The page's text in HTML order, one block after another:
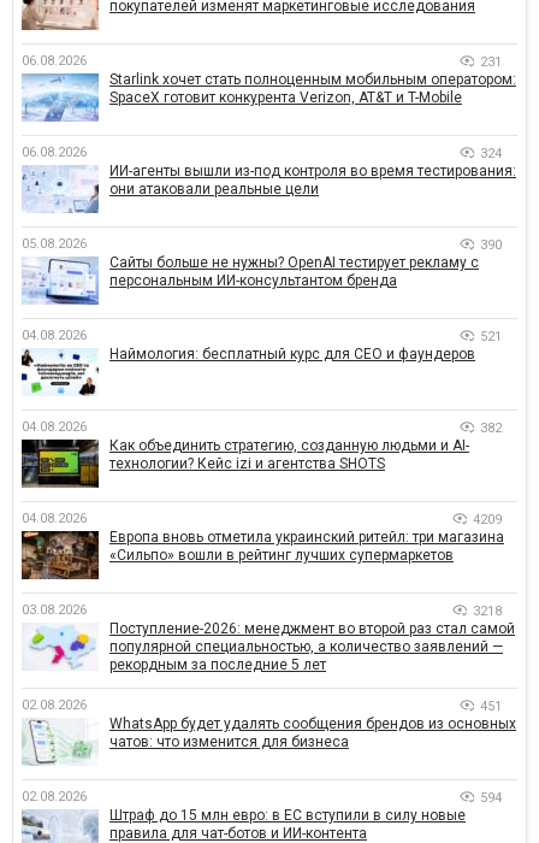
покупателей изменят маркетинговые исследования
06.08.2026 231
Starlink хочет стать полноценным мобильным оператором:
SpaceX готовит конкурента Verizon, AT&T и T-Mobile
06.08.2026 324
ИИ-агенты вышли из-под контроля во время тестирования:
они атаковали реальные цели
05.08.2026 390
Сайты больше не нужны? OpenAI тестирует рекламу с
персональным ИИ-консультантом бренда
04.08.2026 521
Наймология: бесплатный курс для CEO и фаундеров
04.08.2026 382
Как объединить стратегию, созданную людьми и AI-
технологии? Кейс izi и агентства SHOTS
04.08.2026 4209
Европа вновь отметила украинский ритейл: три магазина
«Сильпо» вошли в рейтинг лучших супермаркетов
03.08.2026 3218
Поступление-2026: менеджмент во второй раз стал самой
популярной специальностью, а количество заявлений —
рекордным за последние 5 лет
02.08.2026 451
WhatsApp будет удалять сообщения брендов из основных
чатов: что изменится для бизнеса
02.08.2026 594
Штраф до 15 млн евро: в ЕС вступили в силу новые
правила для чат-ботов и ИИ-контента